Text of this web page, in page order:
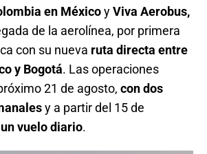
en MéxicoyViva Aerobus,
de la aerolínea, por primera
con su nueva ruta directa entre
y Bogotá. Las operaciones
21 de agosto, con dos
y a partir del 15 de
vuelo diario.